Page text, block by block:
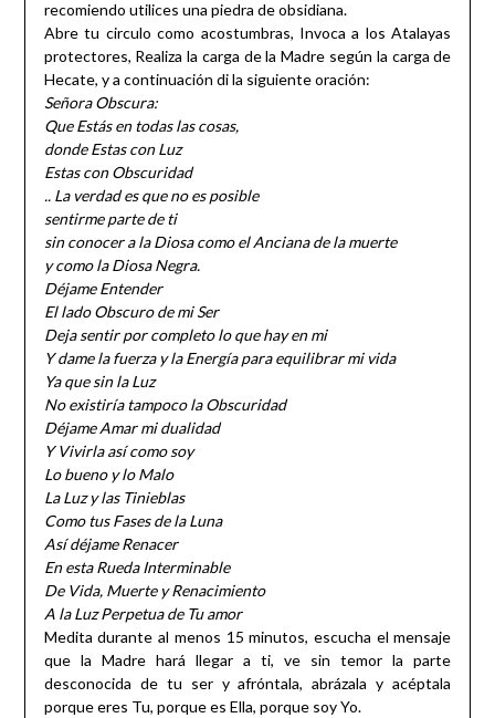
recomiendo utilices una piedra de obsidiana.
Abre tu circulo como acostumbras, Invoca a los Atalayas
protectores, Realiza la carga de la Madre según la carga de
Hecate, y a continuación di la siguiente oración:
Señora Obscura:
Que Estás en todas las cosas,
donde Estas con Luz
Estas con Obscuridad
.. La verdad es que no es posible
sentirme parte de ti
sin conocer a la Diosa como el Anciana de la muerte
y como la Diosa Negra.
Déjame Entender
El lado Obscuro de mi Ser
Deja sentir por completo lo que hay en mi
Y dame la fuerza y la Energía para equilibrar mi vida
Ya que sin la Luz
No existiría tampoco la Obscuridad
Déjame Amar mi dualidad
Y Vivirla así como soy
Lo bueno y lo Malo
La Luz y las Tinieblas
Como tus Fases de la Luna
Así déjame Renacer
En esta Rueda Interminable
De Vida, Muerte y Renacimiento
A la Luz Perpetua de Tu amor
Medita durante al menos 15 minutos, escucha el mensaje
que la Madre hará llegar a ti, ve sin temor la parte
desconocida de tu ser y afróntala, abrázala y acéptala
porque eres Tu, porque es Ella, porque soy Yo.